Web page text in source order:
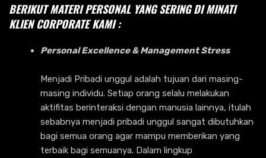
BERIKUT MATERI PERSONAL YANG SERING DI MINATI
KLIEN CORPORATE KAMI :
Personal Excellence & Management Stress
Menjadi Pribadi unggul adalah tujuan dari masing-
masing individu. Setiap orang selalu melakukan
aktifitas berinteraksi dengan manusia lainnya, itulah
sebabnya menjadi pribadi unggul sangat dibutuhkan
bagi semua orang agar mampu memberikan yang
terbaik bagi semuanya. Dalam lingkup